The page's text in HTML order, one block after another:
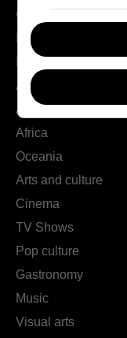
Geography
France
Americas
Asia
Africa
Oceania
Arts and culture
Cinema
TV Shows
Pop culture
Gastronomy
Music
Visual arts